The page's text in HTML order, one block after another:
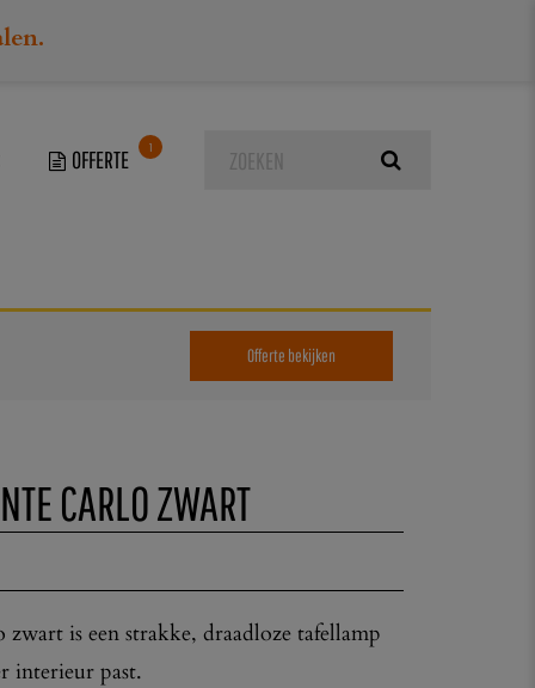
1
Offerte bekijken
CARLO ZWART
is een strakke, draadloze tafellamp
interieur past.